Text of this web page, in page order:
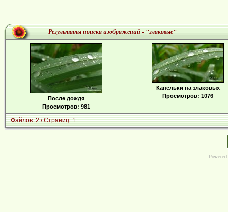
Результаты поиска изображений - "злаковые"
После дождя
Просмотров: 981
Капельки на злаковых
Просмотров: 1076
Файлов: 2 / Страниц: 1